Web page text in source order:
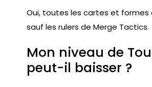
Oui, toutes les cartes et
sauf les rulers de Merge Tactics.
Mon niveau de
peut-il baisser ?